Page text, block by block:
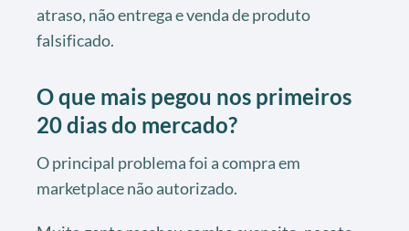
atraso, não entrega e venda de produto
falsificado.
O que mais pegou nos primeiros
20 dias do mercado?
O principal problema foi a compra em
marketplace não autorizado.